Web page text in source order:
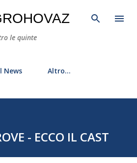
ai contenuti principali
le quinte
News Altro…
- ECCO IL CAST